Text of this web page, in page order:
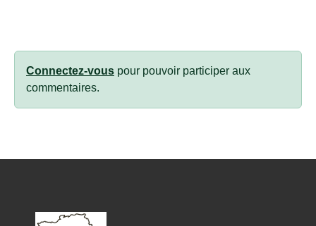
Connectez-vous pour pouvoir participer aux
commentaires.